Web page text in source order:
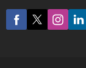
Ödülü’ne layık